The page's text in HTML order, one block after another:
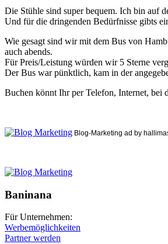
Die Stühle sind super bequem. Ich bin auf
Und für die dringenden Bedürfnisse gibts
Wie gesagt sind wir mit dem Bus von
auch abends.
Für Preis/Leistung würden wir 5 Sterne
Der Bus war pünktlich, kam in der
Buchen könnt Ihr per Telefon, Internet, bei
Blog-Marketing ad by
Baninana
Für Unternehmen:
Werbemöglichkeiten
Partner werden